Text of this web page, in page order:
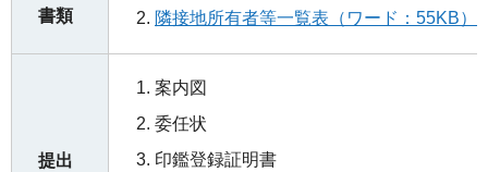
書類
隣接地所有者等一覧表（ワード：55KB）
提出
案内図
委任状
印鑑登録証明書